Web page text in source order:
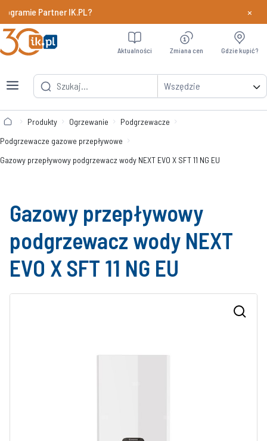
Partner IK.PL? Dowiedz
×
Wszędzie
Aktualności Zmiana cen Gdzie kupić?
Produkty Ogrzewanie
Podgrzewacze
Podgrzewacze gazowe przepływowe
Gazowy przepływowy podgrzewacz wody NEXT EVO X SFT 11 NG EU
Gazowy przepływowy
podgrzewacz wody NEXT
EVO X SFT 11 NG EU